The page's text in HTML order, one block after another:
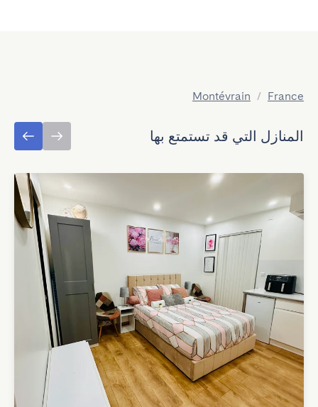
France
/
Montévrain
المنازل التي قد تستمتع بها